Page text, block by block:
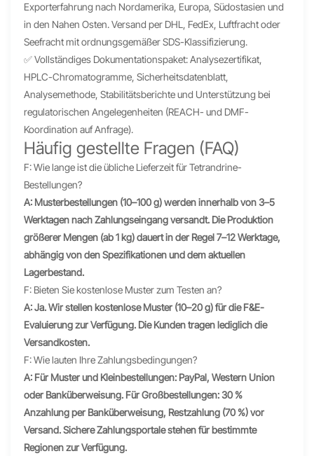
Exporterfahrung nach Nordamerika, Europa, Südostasien und
in den Nahen Osten. Versand per DHL, FedEx, Luftfracht oder
Seefracht mit ordnungsgemäßer SDS-Klassifizierung.
✅ Vollständiges Dokumentationspaket: Analysezertifikat,
HPLC-Chromatogramme, Sicherheitsdatenblatt,
Analysemethode, Stabilitätsberichte und Unterstützung bei
regulatorischen Angelegenheiten (REACH- und DMF-
Koordination auf Anfrage).
Häufig gestellte Fragen (FAQ)
F: Wie lange ist die übliche Lieferzeit für Tetrandrine-
Bestellungen?
A: Musterbestellungen (10–100 g) werden innerhalb von 3–5
Werktagen nach Zahlungseingang versandt. Die Produktion
größerer Mengen (ab 1 kg) dauert in der Regel 7–12 Werktage,
abhängig von den Spezifikationen und dem aktuellen
Lagerbestand.
F: Bieten Sie kostenlose Muster zum Testen an?
A: Ja. Wir stellen kostenlose Muster (10–20 g) für die F&E-
Evaluierung zur Verfügung. Die Kunden tragen lediglich die
Versandkosten.
F: Wie lauten Ihre Zahlungsbedingungen?
A: Für Muster und Kleinbestellungen: PayPal, Western Union
oder Banküberweisung. Für Großbestellungen: 30 %
Anzahlung per Banküberweisung, Restzahlung (70 %) vor
Versand. Sichere Zahlungsportale stehen für bestimmte
Regionen zur Verfügung.